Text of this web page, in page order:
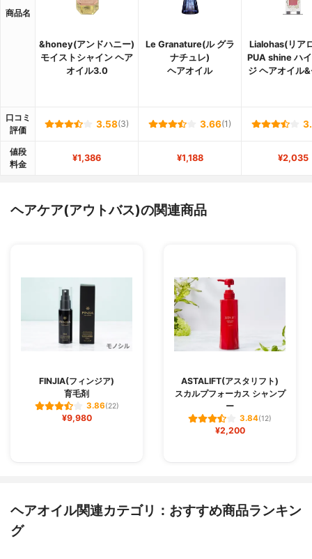
商品名
&honey(アンドハニー)
モイストシャイン ヘア
オイル3.0
Le Granature(ル グラ
ナチュレ)
ヘアオイル
Lialohas(リア
PUA shine ハ
ジ ヘアオイル
口コミ
評価
3.58(3) 3.66(1)
値段
料金
¥1,386 ¥1,188 ¥2,035
ヘアケア(アウトバス)の関連商品
FINJIA(フィンジア)
育毛剤
3.86(22)
¥9,980
ASTALIFT(アスタリフト)
スカルプフォーカス シャンプ
ー
3.84(12)
¥2,200
ヘアオイル関連カテゴリ：おすすめ商品ランキン
グ